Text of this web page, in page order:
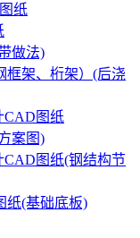
纸
做法)
框架、桁架）(后浇
CAD图纸
案图)
图纸(钢结构节
纸(基础底板)